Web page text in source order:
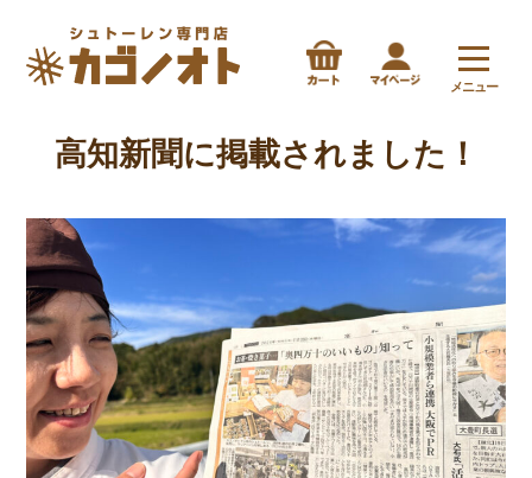
メニュー
高知新聞に掲載されました！